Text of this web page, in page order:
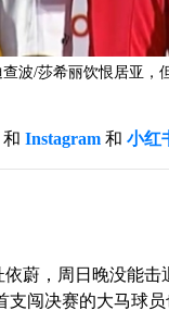
波/莎希丽饮恨居亚
和 Instagram 和 小红
依蔚，周日晚没能
闯决赛的大马球员